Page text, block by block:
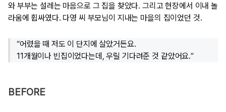
와 부부는 설레는 마음으로 그 집을 찾았다. 그리고 현장에서 이내 놀
라움에 휩싸였다. 다영 씨 부모님이 지내는 마을의 집이었던 것.
“어렸을 때 저도 이 단지에 살았거든요.
11개월이나 빈집이었다는데, 우릴 기다려준 것 같았어요.”
BEFORE